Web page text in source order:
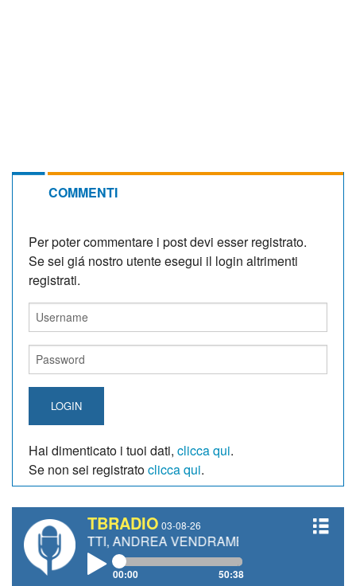
COMMENTI
Per poter commentare i post devi esser registrato.
Se sei giá nostro utente esegui il login altrimenti
registrati.
LOGIN
Hai dimenticato i tuoi dati, clicca qui.
Se non sei registratoclicca qui.
TBRADIO 03-08-26
ANDREA VENDRAME, FILIPPO FIORELLI
00:00 50:38